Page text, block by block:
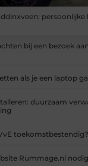
persoonlijke
bij een bezoek
als je een laptop
duurzaam
toekomstbestendig?
Rummage.nl